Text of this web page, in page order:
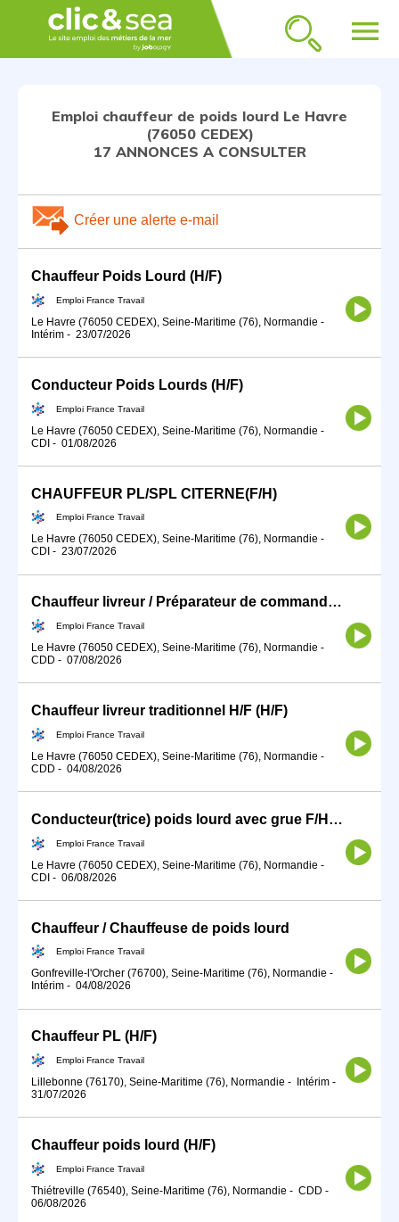
menu
Emploi chauffeur de poids lourd Le Havre
(76050 CEDEX)
17 ANNONCES A CONSULTER
Créer une alerte e-mail
Chauffeur Poids Lourd (H/F)
Emploi France Travail
Le Havre (76050 CEDEX), Seine-Maritime (76), Normandie -
Intérim - 23/07/2026
Conducteur Poids Lourds (H/F)
Emploi France Travail
Le Havre (76050 CEDEX), Seine-Maritime (76), Normandie -
CDI - 01/08/2026
CHAUFFEUR PL/SPL CITERNE(F/H)
Emploi France Travail
Le Havre (76050 CEDEX), Seine-Maritime (76), Normandie -
CDI - 23/07/2026
Chauffeur livreur / Préparateur de commandes (H/F)
Emploi France Travail
Le Havre (76050 CEDEX), Seine-Maritime (76), Normandie -
CDD - 07/08/2026
Chauffeur livreur traditionnel H/F (H/F)
Emploi France Travail
Le Havre (76050 CEDEX), Seine-Maritime (76), Normandie -
CDD - 04/08/2026
Conducteur(trice) poids lourd avec grue F/H (H/F)
Emploi France Travail
Le Havre (76050 CEDEX), Seine-Maritime (76), Normandie -
CDI - 06/08/2026
Chauffeur / Chauffeuse de poids lourd
Emploi France Travail
Gonfreville-l'Orcher (76700), Seine-Maritime (76), Normandie -
Intérim - 04/08/2026
Chauffeur PL (H/F)
Emploi France Travail
Lillebonne (76170), Seine-Maritime (76), Normandie - Intérim -
31/07/2026
Chauffeur poids lourd (H/F)
Emploi France Travail
Thiétreville (76540), Seine-Maritime (76), Normandie - CDD -
06/08/2026